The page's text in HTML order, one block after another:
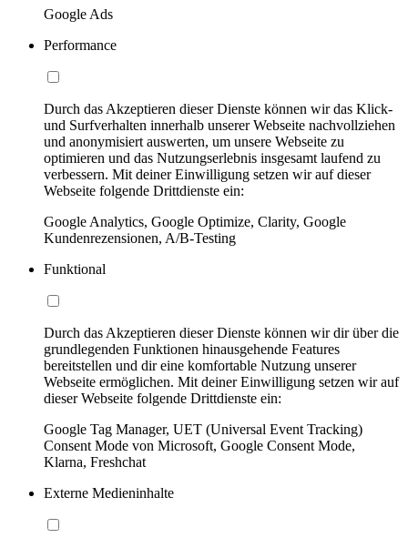
Google Ads
Performance
Durch das Akzeptieren dieser Dienste können wir das Klick-
und Surfverhalten innerhalb unserer Webseite nachvollziehen
und anonymisiert auswerten, um unsere Webseite zu
optimieren und das Nutzungserlebnis insgesamt laufend zu
verbessern. Mit deiner Einwilligung setzen wir auf dieser
Webseite folgende Drittdienste ein:
Google Analytics, Google Optimize, Clarity, Google
Kundenrezensionen, A/B-Testing
Funktional
Durch das Akzeptieren dieser Dienste können wir dir über die
grundlegenden Funktionen hinausgehende Features
bereitstellen und dir eine komfortable Nutzung unserer
Webseite ermöglichen. Mit deiner Einwilligung setzen wir auf
dieser Webseite folgende Drittdienste ein:
Google Tag Manager, UET (Universal Event Tracking)
Consent Mode von Microsoft, Google Consent Mode,
Klarna, Freshchat
Externe Medieninhalte